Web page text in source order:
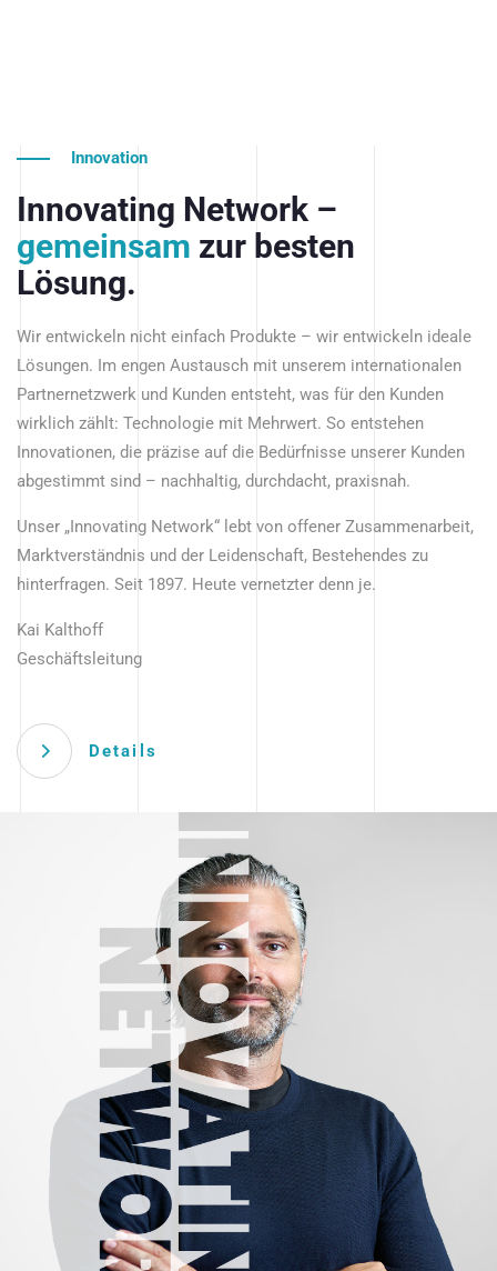
Innovation
Innovating Network –
gemeinsam zur besten
Lösung.
Wir entwickeln nicht einfach Produkte – wir entwickeln ideale
Lösungen. Im engen Austausch mit unserem internationalen
Partnernetzwerk und Kunden entsteht, was für den Kunden
wirklich zählt: Technologie mit Mehrwert. So entstehen
Innovationen, die präzise auf die Bedürfnisse unserer Kunden
abgestimmt sind – nachhaltig, durchdacht, praxisnah.
Unser „Innovating Network“ lebt von offener Zusammenarbeit,
Marktverständnis und der Leidenschaft, Bestehendes zu
hinterfragen. Seit 1897. Heute vernetzter denn je.
Kai Kalthoff
Geschäftsleitung
Details